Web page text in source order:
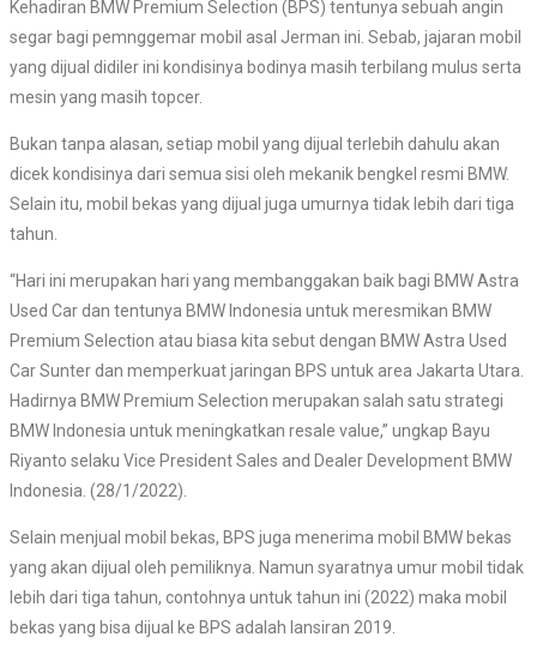
Kehadiran BMW Premium Selection (BPS) tentunya sebuah angin
segar bagi pemnggemar mobil asal Jerman ini. Sebab, jajaran mobil
yang dijual didiler ini kondisinya bodinya masih terbilang mulus serta
mesin yang masih topcer.
Bukan tanpa alasan, setiap mobil yang dijual terlebih dahulu akan
dicek kondisinya dari semua sisi oleh mekanik bengkel resmi BMW.
Selain itu, mobil bekas yang dijual juga umurnya tidak lebih dari tiga
tahun.
“Hari ini merupakan hari yang membanggakan baik bagi BMW Astra
Used Car dan tentunya BMW Indonesia untuk meresmikan BMW
Premium Selection atau biasa kita sebut dengan BMW Astra Used
Car Sunter dan memperkuat jaringan BPS untuk area Jakarta Utara.
Hadirnya BMW Premium Selection merupakan salah satu strategi
BMW Indonesia untuk meningkatkan resale value,” ungkap Bayu
Riyanto selaku Vice President Sales and Dealer Development BMW
Indonesia. (28/1/2022).
Selain menjual mobil bekas, BPS juga menerima mobil BMW bekas
yang akan dijual oleh pemiliknya. Namun syaratnya umur mobil tidak
lebih dari tiga tahun, contohnya untuk tahun ini (2022) maka mobil
bekas yang bisa dijual ke BPS adalah lansiran 2019.